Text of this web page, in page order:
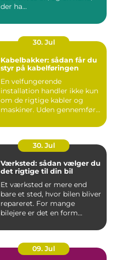
der ha...
30. Jul
Kabelbakker: sådan får du
styr på kabelføringen
En velfungerende
installation handler ikke kun
om de rigtige kabler og
maskiner. Uden gennemført
30. Jul
Værksted: sådan vælger du
det rigtige til din bil
Et værksted er mere end
bare et sted, hvor bilen bliver
repareret. For mange
bilejere er det en form...
09. Jul